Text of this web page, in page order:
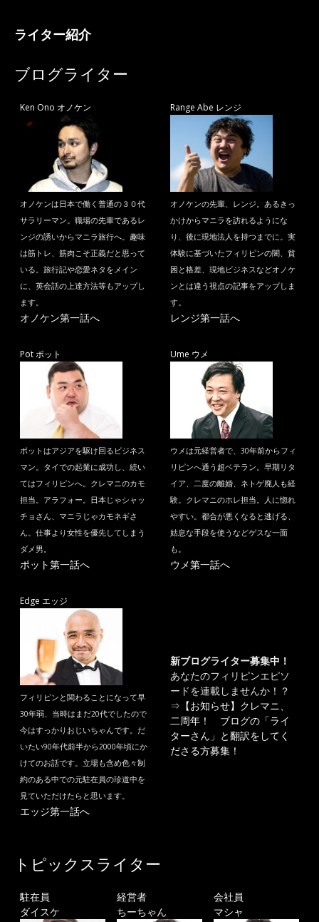
ライター紹介
ブログライター
Ken Ono オノケン
オノケンは日本で働く普通の３０代
サラリーマン。職場の先輩であるレ
ンジの誘いからマニラ旅行へ。趣味
は筋トレ、筋肉こそ正義だと思って
いる。旅行記や恋愛ネタをメイン
に、英会話の上達方法等もアップし
ます。
オノケン第一話へ
Range Abe レンジ
オノケンの先輩、レンジ。あるきっ
かけからマニラを訪れるようにな
り、後に現地法人を持つまでに。実
体験に基づいたフィリピンの闇、貧
困と格差、現地ビジネスなどオノケ
ンとは違う視点の記事をアップしま
す。
レンジ第一話へ
Pot ポット
ポットはアジアを駆け回るビジネス
マン。タイでの起業に成功し、続い
てはフィリピンへ。クレマニのカモ
担当。アラフォー。日本じゃシャッ
チョさん、マニラじゃカモネギさ
ん。仕事より女性を優先してしまう
ダメ男。
ポット第一話へ
Ume ウメ
ウメは元経営者で、30年前からフィ
リピンへ通う超ベテラン。早期リタ
イア、二度の離婚、ネトゲ廃人も経
験。クレマニのホレ担当。人に惚れ
やすい。都合が悪くなると逃げる、
姑息な手段を使うなどゲスな一面
も。
ウメ第一話へ
Edge エッジ
フィリピンと関わることになって早
30年弱、当時はまだ20代でしたので
今はすっかりおじいちゃんです。だ
いたい90年代前半から2000年頃にか
けてのお話です。立場も含め色々制
約のある中での元駐在員の珍道中を
見ていただけたらと思います。
エッジ第一話へ
新ブログライター募集中！
あなたのフィリピンエピソ
ードを連載しませんか！？
⇒ 【お知らせ】クレマニ、
二周年！ ブログの「ライ
ターさん」と翻訳をしてく
ださる方募集！
トピックスライター
駐在員
ダイスケ
経営者
ちーちゃん
会社員
マシャ